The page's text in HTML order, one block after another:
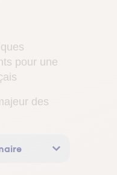
pour une
des